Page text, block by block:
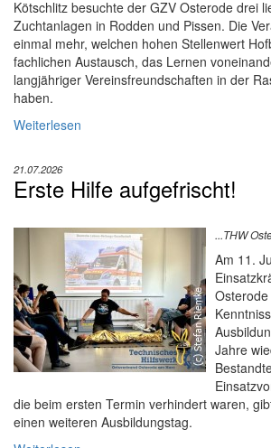
Kötschlitz besuchte der GZV Osterode drei
Zuchtanlagen in Rodden und Pissen. Die
einmal mehr, welchen hohen Stellenwert
fachlichen Austausch, das Lernen
langjähriger Vereinsfreundschaften in der
haben.
Weiterlesen
21.07.2026
Erste Hilfe aufgefrischt!
...THW
Am 11.
Jahre
die beim ersten Termin verhindert waren,
einen weiteren Ausbildungstag.